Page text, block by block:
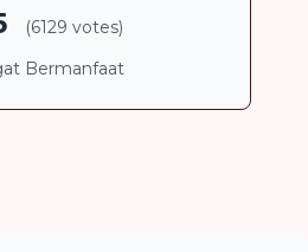
(6129 votes)
Bermanfaat